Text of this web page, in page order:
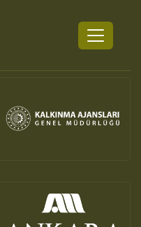
kısa zamanda güncel içerikler